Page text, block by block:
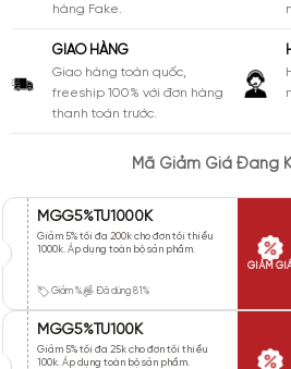
hàng Fake.
GIAO HÀNG
Giao hàng toàn quốc,
freeship 100% với đơn hàng
thanh toán trước.
Mã Giảm Giá Đang
MGG5%TU1000K
Giảm 5% tối đa 200k cho đơn tối thiểu
1000k. Áp dụng toàn bộ sản phẩm.
Giảm % Đã dùng 81%
GIẢM
MGG5%TU100K
Giảm 5% tối đa 25k cho đơn tối thiểu
100k. Áp dụng toàn bộ sản phẩm.